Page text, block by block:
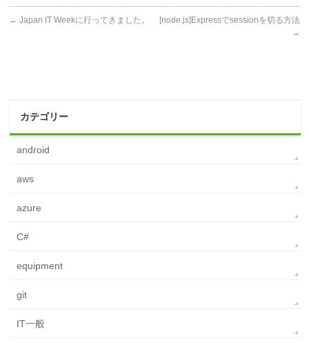
← Japan IT Weekに行ってきました。
[node.js]Expressでsessionを切る方法
→
カテゴリー
android
aws
azure
C#
equipment
git
IT一般